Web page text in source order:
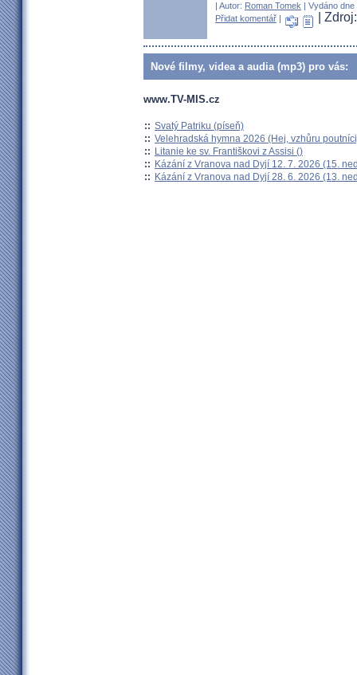
| Autor: Roman Tomek | Vydáno
Přidat komentář | |
Nové filmy, videa a audia (mp3) pro vás:
www.TV-MIS.cz
:: Svatý Patriku (píseň)
:: Velehradská hymna 2026 (Hej, vzhůru
:: Litanie ke sv. Františkovi z Assisi ()
:: Kázání z Vranova nad Dyjí 12. 7. 2026 (15.
:: Kázání z Vranova nad Dyjí 28. 6. 2026 (13.